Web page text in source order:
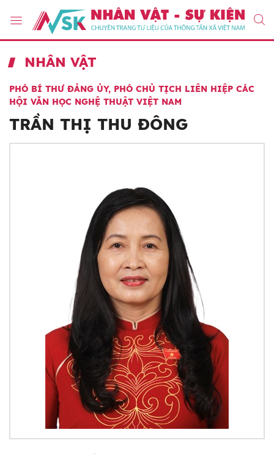
NHÂN VẬT
PHÓ BÍ THƯ ĐẢNG ỦY, PHÓ CHỦ TỊCH LIÊN HIỆP CÁC
HỘI VĂN HỌC NGHỆ THUẬT VIỆT NAM
TRẦN THỊ THU ĐÔNG